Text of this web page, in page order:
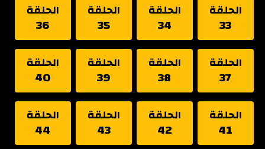
الحلقة
33
الحلقة
34
الحلقة
35
الحلقة
36
الحلقة
37
الحلقة
38
الحلقة
39
الحلقة
40
الحلقة
41
الحلقة
42
الحلقة
43
الحلقة
44